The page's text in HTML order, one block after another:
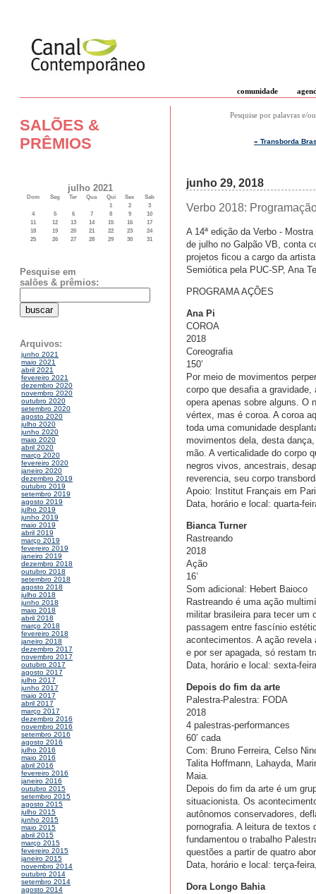
comunidade
SALÕES &
PRÊMIOS
julho 2021
Dom Seg Ter Qua Qui Sex
Sab
1
2
3
4
5 6 7 8 9
10
11
12 13 14 15 16
17
18
19 20 21 22 23
24
25
26 27 28 29 30 31
Pesquise em
salões & prêmios:
Arquivos:
junho 2021
maio 2021
abril 2021
fevereiro 2021
dezembro 2020
novembro 2020
outubro 2020
setembro 2020
agosto 2020
julho 2020
junho 2020
maio 2020
abril 2020
março 2020
fevereiro 2020
janeiro 2020
dezembro 2019
outubro 2019
setembro 2019
agosto 2019
julho 2019
junho 2019
maio 2019
abril 2019
março 2019
fevereiro 2019
janeiro 2019
dezembro 2018
outubro 2018
setembro 2018
agosto 2018
julho 2018
junho 2018
maio 2018
abril 2018
março 2018
fevereiro 2018
janeiro 2018
dezembro 2017
novembro 2017
outubro 2017
agosto 2017
julho 2017
junho 2017
maio 2017
abril 2017
março 2017
dezembro 2016
novembro 2016
setembro 2016
agosto 2016
julho 2016
maio 2016
abril 2016
fevereiro 2016
janeiro 2016
outubro 2015
setembro 2015
agosto 2015
julho 2015
junho 2015
maio 2015
abril 2015
março 2015
fevereiro 2015
janeiro 2015
novembro 2014
outubro 2014
setembro 2014
agosto 2014
Pesquise por palavras e/
« Transborda
junho 29, 2018
Verbo 2018:
A 14ª edição da Verbo -
de julho no Galpão VB, conta
projetos ficou a cargo da
Semiótica pela PUC-SP, Ana
PROGRAMA AÇÕES
Ana Pi
COROA
2018
Coreografia
150’
Por meio de movimentos
corpo que desafia a
opera apenas sobre alguns. O
vértex, mas é coroa. A coroa
toda uma comunidade
movimentos dela, desta
mão. A verticalidade do corpo
negros vivos, ancestrais,
reverencia, seu corpo
Apoio: Institut Français em
Data, horário e local: quarta-
Bianca Turner
Rastreando
2018
Ação
16’
Som adicional: Hebert Baioco
Rastreando é uma ação
militar brasileira para tecer um
passagem entre fascínio
acontecimentos. A ação
e por ser apagada, só restam
Data, horário e local: sexta-
Depois do fim da arte
Palestra-Palestra: FODA
2018
4 palestras-performances
60’ cada
Com: Bruno Ferreira, Celso
Talita Hoffmann, Lahayda,
Maia.
Depois do fim da arte é um
situacionista. Os
autônomos conservadores,
pornografia. A leitura de
fundamentou o trabalho
questões a partir de quatro
Data, horário e local: terça-
Dora Longo Bahia